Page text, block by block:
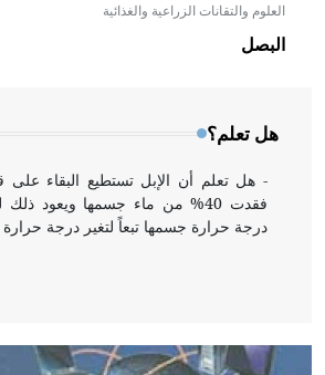
العلوم والتقانات الزراعية والغذائية
البصل
هل تعلم؟
- هل تعلم أن الأبلق نوع من الفنون
بالعمارة الإسلامية في بلاد الشام
المعمار على بناء مداميكه وخاصة في
- هل تعلم أن الإبل تستطيع البقاء على
فقدت 40% من ماء جسمها ويعود ذلك
درجة حرارة جسمها تبعاً لتغير درجة حرارة
- هل تعلم أن أبقراط كتب في الطب
الحكم، الأدلة، تنظيم التغذية،